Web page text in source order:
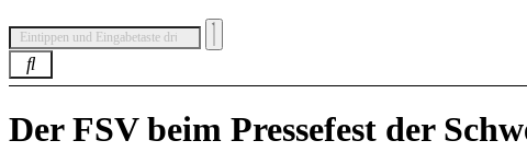
Der FSV beim Pressefest der